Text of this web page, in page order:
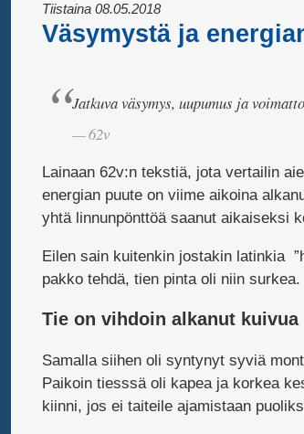
Tiistaina 08.05.2018
Väsymystä ja
Jatkuva väsymys, uupumus ja
62v
Lainaan 62v:n tekstiä, jota vertailin
energian puute on viime aikoina
yhtä linnunpönttöä saanut aikaiseksi
Eilen sain kuitenkin jostakin latinkia
pakko tehdä, tien pinta oli niin surkea.
Tie on vihdoin alkanut kuivua
Samalla siihen oli syntynyt syviä
Paikoin tiesssä oli kapea ja korkea
kiinni, jos ei taiteile ajamistaan